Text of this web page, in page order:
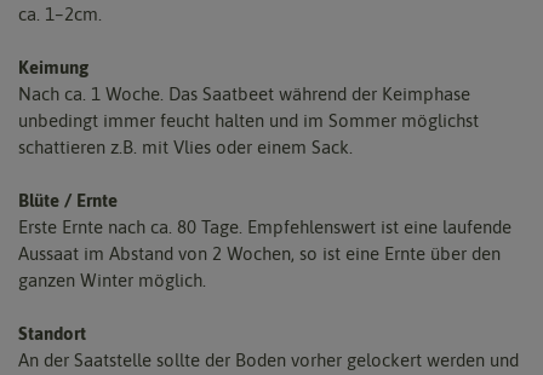
ca. 1–2cm.
Keimung
Nach ca. 1 Woche. Das Saatbeet während der Keimphase
unbedingt immer feucht halten und im Sommer möglichst
schattieren z.B. mit Vlies oder einem Sack.
Blüte / Ernte
Erste Ernte nach ca. 80 Tage. Empfehlenswert ist eine laufende
Aussaat im Abstand von 2 Wochen, so ist eine Ernte über den
ganzen Winter möglich.
Standort
An der Saatstelle sollte der Boden vorher gelockert werden und